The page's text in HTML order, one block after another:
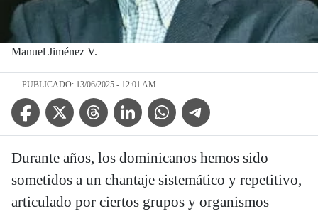
Manuel Jiménez V.
PUBLICADO: 13/06/2025 - 12:01 AM
Facebook IconTwitter IconThreads IconLinkedin IconWhatsApp IconTelegram Icon
Durante años, los dominicanos hemos sido
sometidos a un chantaje sistemático y repetitivo,
articulado por ciertos grupos y organismos